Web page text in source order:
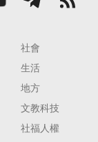
社會
生活
地方
文教科技
社福人權